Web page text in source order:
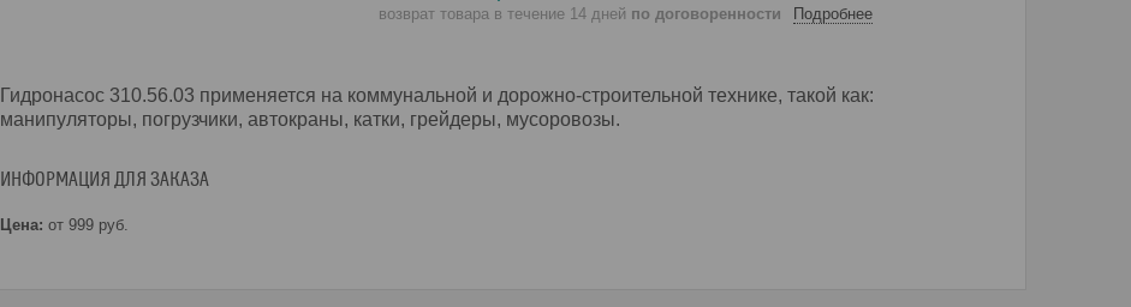
возврат товара в течение 14 дней по договоренности Подробнее
Гидронасос 310.56.03 применяется на коммунальной и дорожно-строительной технике, такой как:
манипуляторы, погрузчики, автокраны, катки, грейдеры, мусоровозы.
ИНФОРМАЦИЯ ДЛЯ ЗАКАЗА
Цена: от 999 руб.